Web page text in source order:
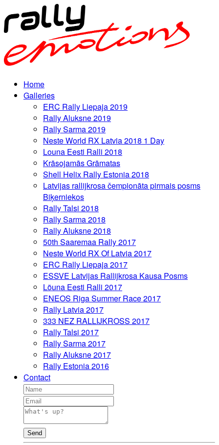
Home
Galleries
ERC Rally Liepaja 2019
Rally Aluksne 2019
Rally Sarma 2019
Neste World RX Latvia 2018 1 Day
Louna Eesti Ralli 2018
Krāsojamās Grāmatas
Shell Helix Rally Estonia 2018
Latvijas rallijkrosa čempionāta pirmais posms
Biķerniekos
Rally Talsi 2018
Rally Sarma 2018
Rally Aluksne 2018
50th Saaremaa Rally 2017
Neste World RX Of Latvia 2017
ERC Rally Liepaja 2017
ESSVE Latvijas Rallijkrosa Kausa Posms
Lõuna Eesti Ralli 2017
ENEOS Riga Summer Race 2017
Rally Latvia 2017
333 NEZ RALLIJKROSS 2017
Rally Talsi 2017
Rally Sarma 2017
Rally Aluksne 2017
Rally Estonia 2016
Contact
Send